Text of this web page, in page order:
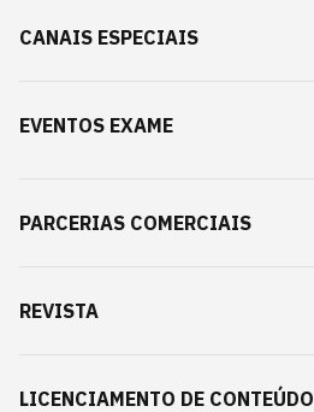
CANAIS ESPECIAIS
EVENTOS EXAME
PARCERIAS COMERCIAIS
REVISTA
LICENCIAMENTO DE CONTEÚDO